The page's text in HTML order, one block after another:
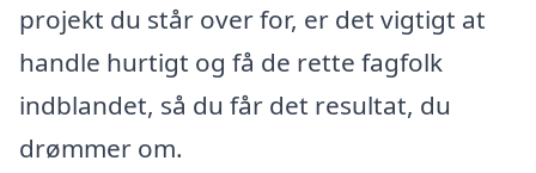
projekt du står over for, er det vigtigt at
handle hurtigt og få de rette fagfolk
indblandet, så du får det resultat, du
drømmer om.